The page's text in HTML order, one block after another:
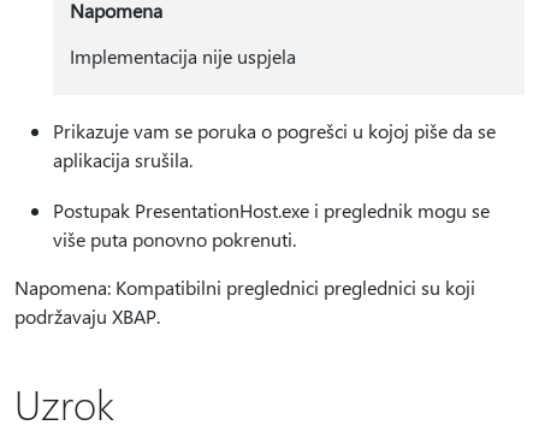
Napomena
Implementacija nije uspjela
Prikazuje vam se poruka o pogrešci u kojoj piše da se
aplikacija srušila.
Postupak PresentationHost.exe i preglednik mogu se
više puta ponovno pokrenuti.
Napomena: Kompatibilni preglednici preglednici su koji
podržavaju XBAP.
Uzrok